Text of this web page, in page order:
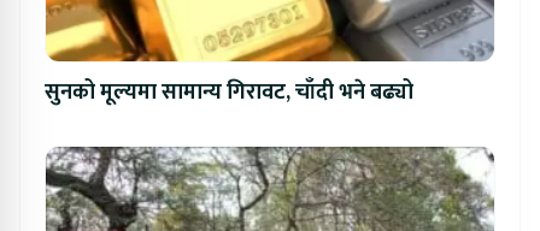
सुनको मूल्यमा सामान्य गिरावट, चाँदी भने बढ्यो